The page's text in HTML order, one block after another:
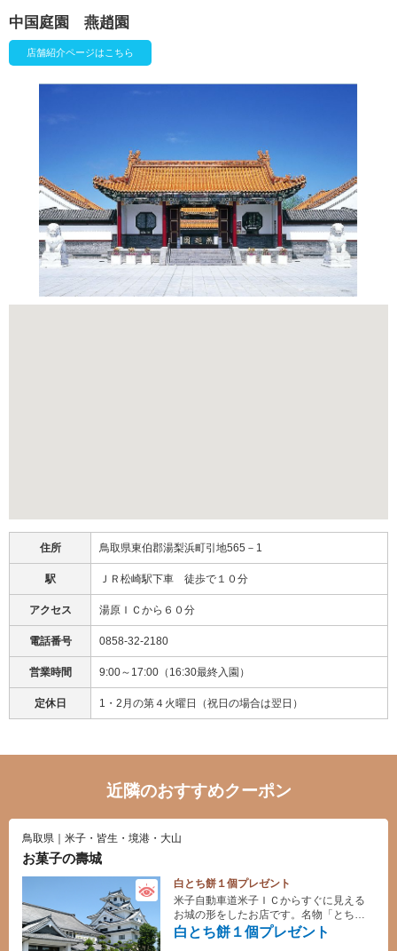
中国庭園 燕趙園
店舗紹介ページはこちら
住所 鳥取県東伯郡湯梨浜町引地565－1
駅 ＪＲ松崎駅下車 徒歩で１０分
アクセス 湯原ＩＣから６０分
電話番号 0858-32-2180
営業時間 9:00～17:00（16:30最終入園）
定休日 1・2月の第４火曜日（祝日の場合は翌日）
近隣のおすすめクーポン
鳥取県｜米子・皆生・境港・大山
お菓子の壽城
白とち餅１個プレゼント
白とち餅１個プレゼント
米子自動車道米子ＩＣからすぐに見える
お城の形をしたお店です。名物「とち
餅」をはじめ、山陰の名産品がズラリと
並ぶ山陰観光には欠かせないお土産店で